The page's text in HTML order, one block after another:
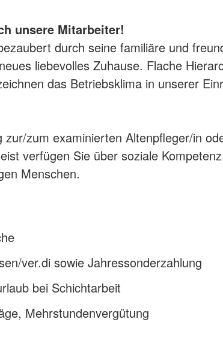
unsere Mitarbeiter!
durch seine familiäre und
liebevolles Zuhause. Flache
das Betriebsklima in unserer
zum examinierten Altenpfleger/in
verfügen Sie über soziale
Menschen.
ver.di sowie Jahressonderzahlung
bei Schichtarbeit
Mehrstundenvergütung